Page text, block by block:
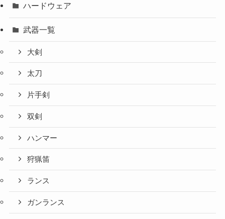
ハードウェア
武器一覧
大剣
太刀
片手剣
双剣
ハンマー
狩猟笛
ランス
ガンランス